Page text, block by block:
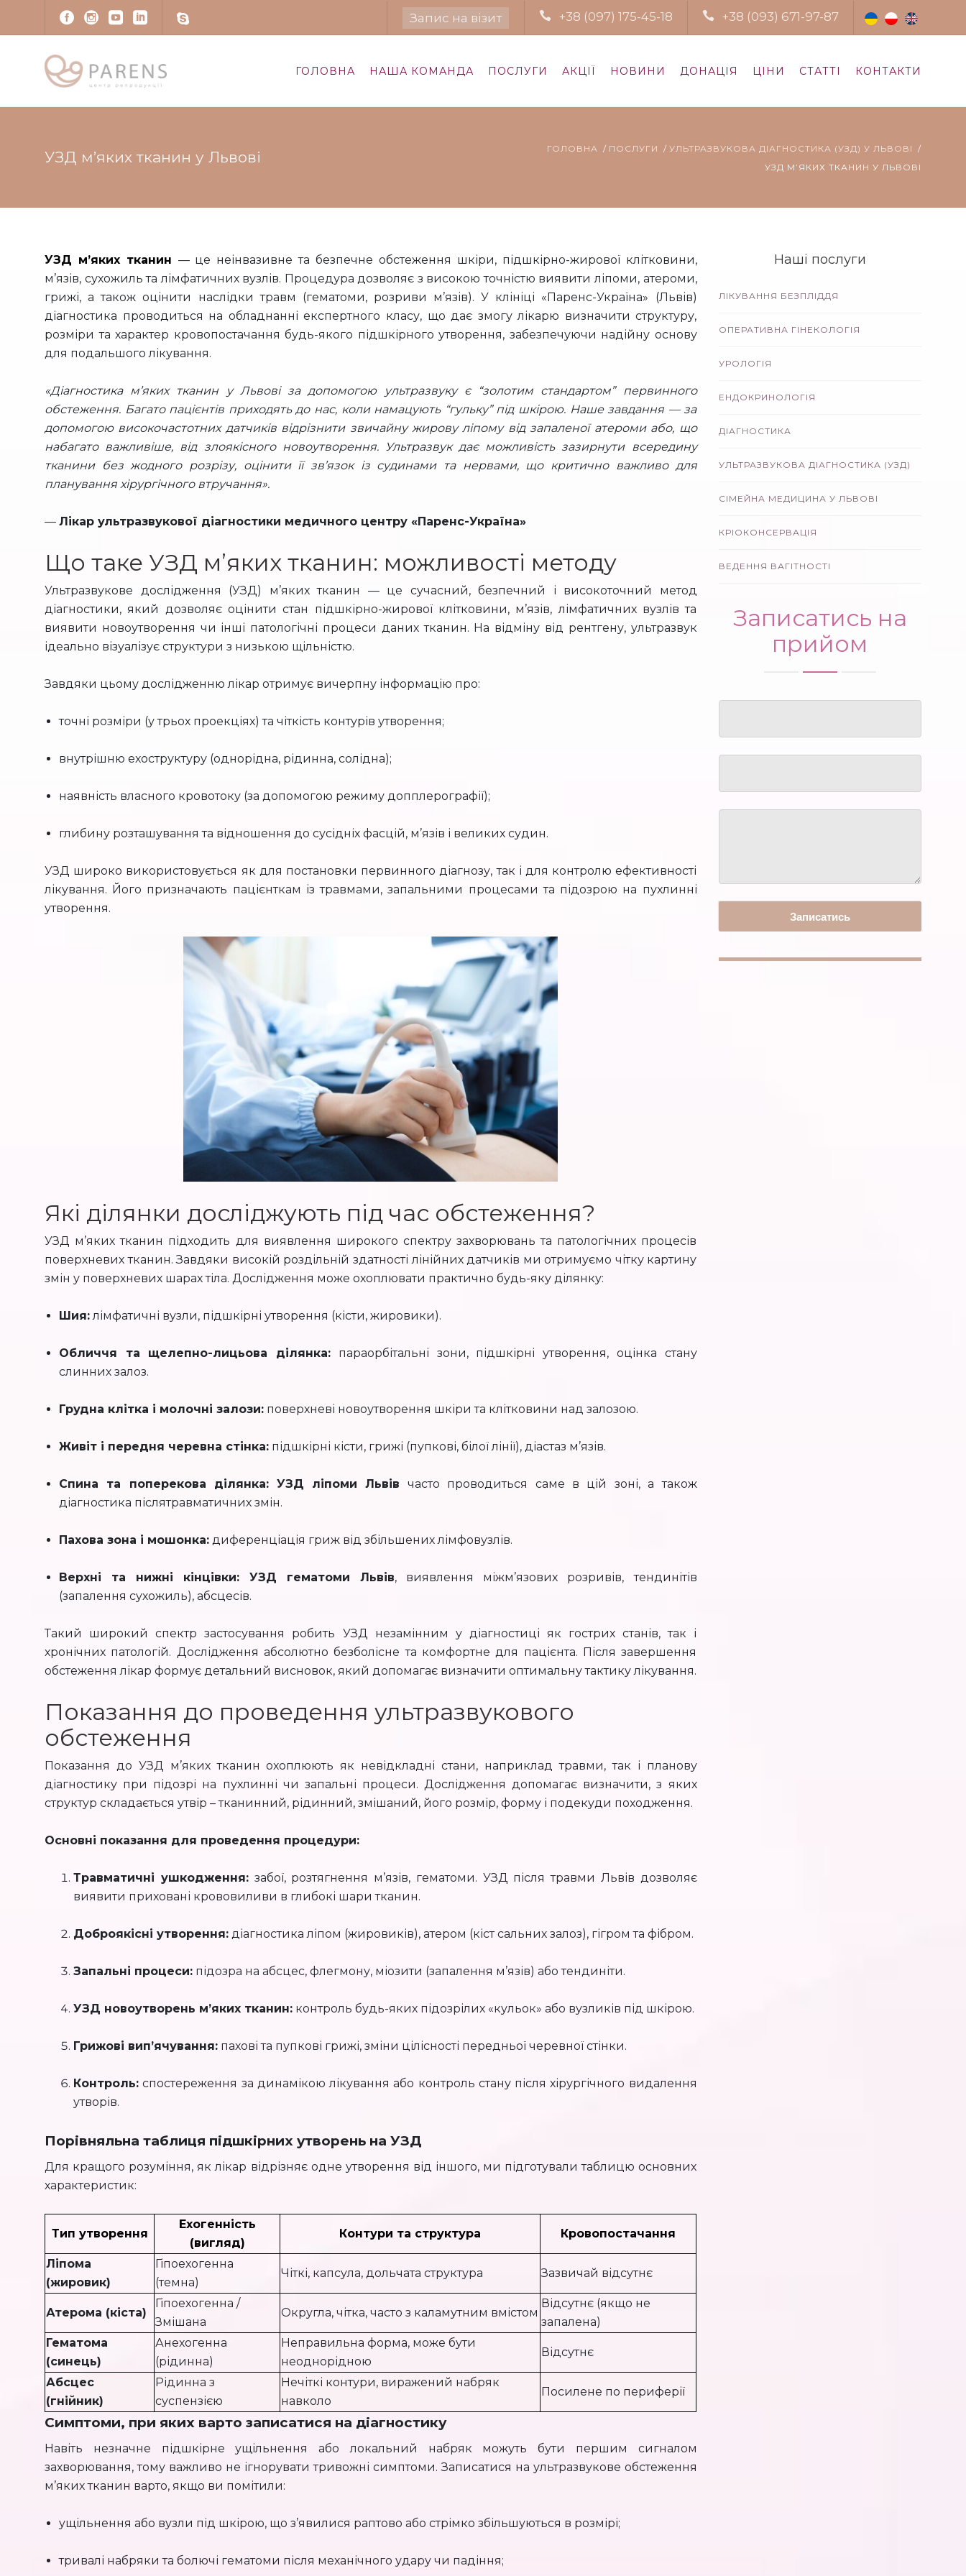
Запис на візит +38 (097) 175-45-18 +38 (093) 671-97-87
ГОЛОВНА НАША КОМАНДА ПОСЛУГИ АКЦІЇ НОВИНИ ДОНАЦІЯ ЦІНИ СТАТТІ КОНТАКТИ
УЗД м’яких тканин у Львові ГОЛОВНА ПОСЛУГИ
УЛЬТРАЗВУКОВА ДІАГНОСТИКА (УЗД) У ЛЬВОВІ
УЗД М’ЯКИХ ТКАНИН У ЛЬВОВІ
УЗД м’яких тканин — це неінвазивне та безпечне обстеження шкіри, підшкірно-жирової клітковини,
м’язів, сухожиль та лімфатичних вузлів. Процедура дозволяє з високою точністю виявити ліпоми, атероми,
грижі, а також оцінити наслідки травм (гематоми, розриви м’язів). У клініці «Паренс-Україна» (Львів)
діагностика проводиться на обладнанні експертного класу, що дає змогу лікарю визначити структуру,
розміри та характер кровопостачання будь-якого підшкірного утворення, забезпечуючи надійну основу
для подальшого лікування.
«Діагностика м’яких тканин у Львові за допомогою ультразвуку є “золотим стандартом” первинного
обстеження. Багато пацієнтів приходять до нас, коли намацують “гульку” під шкірою. Наше завдання — за
допомогою високочастотних датчиків відрізнити звичайну жирову ліпому від запаленої атероми або, що
набагато важливіше, від злоякісного новоутворення. Ультразвук дає можливість зазирнути всередину
тканини без жодного розрізу, оцінити її зв’язок із судинами та нервами, що критично важливо для
планування хірургічного втручання».
— Лікар ультразвукової діагностики медичного центру «Паренс-Україна»
Що таке УЗД м’яких тканин: можливості методу
Ультразвукове дослідження (УЗД) м’яких тканин — це сучасний, безпечний і високоточний метод
діагностики, який дозволяє оцінити стан підшкірно-жирової клітковини, м’язів, лімфатичних вузлів та
виявити новоутворення чи інші патологічні процеси даних тканин. На відміну від рентгену, ультразвук
ідеально візуалізує структури з низькою щільністю.
Завдяки цьому дослідженню лікар отримує вичерпну інформацію про:
точні розміри (у трьох проекціях) та чіткість контурів утворення;
внутрішню ехоструктуру (однорідна, рідинна, солідна);
наявність власного кровотоку (за допомогою режиму допплерографії);
глибину розташування та відношення до сусідніх фасцій, м’язів і великих судин.
УЗД широко використовується як для постановки первинного діагнозу, так і для контролю ефективності
лікування. Його призначають пацієнткам із травмами, запальними процесами та підозрою на пухлинні
утворення.
Які ділянки досліджують під час обстеження?
УЗД м’яких тканин підходить для виявлення широкого спектру захворювань та патологічних процесів
поверхневих тканин. Завдяки високій роздільній здатності лінійних датчиків ми отримуємо чітку картину
змін у поверхневих шарах тіла. Дослідження може охоплювати практично будь-яку ділянку:
Шия: лімфатичні вузли, підшкірні утворення (кісти, жировики).
Обличчя та щелепно-лицьова ділянка: параорбітальні зони, підшкірні утворення, оцінка стану
слинних залоз.
Грудна клітка і молочні залози: поверхневі новоутворення шкіри та клітковини над залозою.
Живіт і передня черевна стінка: підшкірні кісти, грижі (пупкові, білої лінії), діастаз м’язів.
Спина та поперекова ділянка: УЗД ліпоми Львів часто проводиться саме в цій зоні, а також
діагностика післятравматичних змін.
Пахова зона і мошонка: диференціація гриж від збільшених лімфовузлів.
Верхні та нижні кінцівки: УЗД гематоми Львів, виявлення міжм’язових розривів, тендинітів
(запалення сухожиль), абсцесів.
Такий широкий спектр застосування робить УЗД незамінним у діагностиці як гострих станів, так і
хронічних патологій. Дослідження абсолютно безболісне та комфортне для пацієнта. Після завершення
обстеження лікар формує детальний висновок, який допомагає визначити оптимальну тактику лікування.
Показання до проведення ультразвукового
обстеження
Показання до УЗД м’яких тканин охоплюють як невідкладні стани, наприклад травми, так і планову
діагностику при підозрі на пухлинні чи запальні процеси. Дослідження допомагає визначити, з яких
структур складається утвір – тканинний, рідинний, змішаний, його розмір, форму і подекуди походження.
Основні показання для проведення процедури:
Травматичні ушкодження:забої, розтягнення м’язів, гематоми. УЗД після травми Львів дозволяє
виявити приховані крововиливи в глибокі шари тканин.
Доброякісні утворення: діагностика ліпом (жировиків), атером (кіст сальних залоз), гігром та фібром.
Запальні процеси: підозра на абсцес, флегмону, міозити (запалення м’язів) або тендиніти.
УЗД новоутворень м’яких тканин: контроль будь-яких підозрілих «кульок» або вузликів під шкірою.
Грижові вип’ячування: пахові та пупкові грижі, зміни цілісності передньої черевної стінки.
Контроль: спостереження за динамікою лікування або контроль стану після хірургічного видалення
утворів.
Порівняльна таблиця підшкірних утворень на УЗД
Для кращого розуміння, як лікар відрізняє одне утворення від іншого, ми підготували таблицю основних
характеристик:
Тип утворення
Ехогенність
(вигляд)
Контури та структура Кровопостачання
Ліпома
(жировик)
Гіпоехогенна
(темна)
Чіткі, капсула, дольчата структура Зазвичай відсутнє
Атерома (кіста)
Гіпоехогенна /
Змішана
Округла, чітка, часто з каламутним вмістом
Відсутнє (якщо не
запалена)
Гематома
(синець)
Анехогенна
(рідинна)
Неправильна форма, може бути
неоднорідною
Відсутнє
Абсцес
(гнійник)
Рідинна з
суспензією
Нечіткі контури, виражений набряк
навколо
Посилене по периферії
Симптоми, при яких варто записатися на діагностику
Навіть незначне підшкірне ущільнення або локальний набряк можуть бути першим сигналом
захворювання, тому важливо не ігнорувати тривожні симптоми. Записатися на ультразвукове обстеження
м’яких тканин варто, якщо ви помітили:
ущільнення або вузли під шкірою, що з’явилися раптово або стрімко збільшуються в розмірі;
тривалі набряки та болючі гематоми після механічного удару чи падіння;
Наші послуги
ЛІКУВАННЯ БЕЗПЛІДДЯ
ОПЕРАТИВНА ГІНЕКОЛОГІЯ
УРОЛОГІЯ
ЕНДОКРИНОЛОГІЯ
ДІАГНОСТИКА
УЛЬТРАЗВУКОВА ДІАГНОСТИКА (УЗД)
СІМЕЙНА МЕДИЦИНА У ЛЬВОВІ
КРІОКОНСЕРВАЦІЯ
ВЕДЕННЯ ВАГІТНОСТІ
Записатись на
прийом